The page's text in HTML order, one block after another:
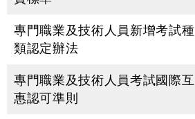
專門職業及技術人員新增考試種
類認定辦法
專門職業及技術人員考試國際互
惠認可準則